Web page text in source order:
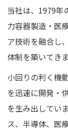
当社は、1979年
力容器製造・医
ア技術を融合し
体制を築いてき
小回りの利く機
を迅速に開発・
を生み出してい
ス、半導体、医